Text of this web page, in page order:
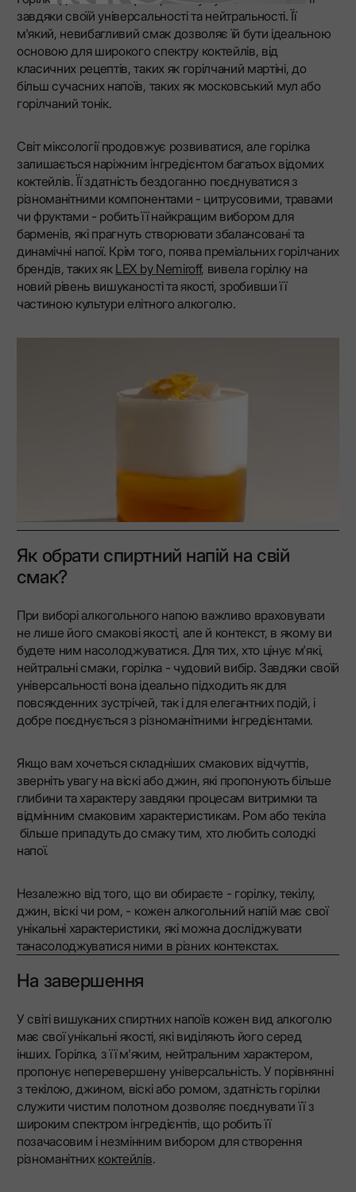
завдяки своїй універсальності та нейтральності. Її
м'який, невибагливий смак дозволяє їй бути ідеальною
основою для широкого спектру коктейлів, від
класичних рецептів, таких як горілчаний мартіні, до
більш сучасних напоїв, таких як московський мул або
горілчаний тонік.
Світ міксології продовжує розвиватися, але горілка
залишається наріжним інгредієнтом багатьох відомих
коктейлів. Її здатність бездоганно поєднуватися з
різноманітними компонентами - цитрусовими, травами
чи фруктами - робить її найкращим вибором для
барменів, які прагнуть створювати збалансовані та
динамічні напої. Крім того, поява преміальних горілчаних
брендів, таких як LEX by Nemiroff, вивела горілку на
новий рівень вишуканості та якості, зробивши її
частиною культури елітного алкоголю.
Як обрати спиртний напій на свій
смак?
При виборі алкогольного напою важливо враховувати
не лише його смакові якості, але й контекст, в якому ви
будете ним насолоджуватися. Для тих, хто цінує м'які,
нейтральні смаки, горілка - чудовий вибір. Завдяки своїй
універсальності вона ідеально підходить як для
повсякденних зустрічей, так і для елегантних подій, і
добре поєднується з різноманітними інгредієнтами.
Якщо вам хочеться складніших смакових відчуттів,
зверніть увагу на віскі або джин, які пропонують більше
глибини та характеру завдяки процесам витримки та
відмінним смаковим характеристикам. Ром або текіла
більше припадуть до смаку тим, хто любить солодкі
напої.
Незалежно від того, що ви обираєте - горілку, текілу,
джин, віскі чи ром, - кожен алкогольний напій має свої
унікальні характеристики, які можна досліджувати
танасолоджуватися ними в різних контекстах.
На завершення
У світі вишуканих спиртних напоїв кожен вид алкоголю
має свої унікальні якості, які виділяють його серед
інших. Горілка, з її м'яким, нейтральним характером,
пропонує неперевершену універсальність. У порівнянні
з текілою, джином, віскі або ромом, здатність горілки
служити чистим полотном дозволяє поєднувати її з
широким спектром інгредієнтів, що робить її
позачасовим і незмінним вибором для створення
різноманітних коктейлів.